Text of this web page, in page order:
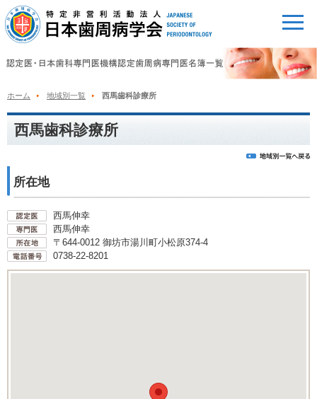
ホーム 地域別一覧 西馬歯科診療所
西馬歯科診療所
所在地
西馬伸幸
西馬伸幸
〒644-0012 御坊市湯川町小松原374-4
0738-22-8201